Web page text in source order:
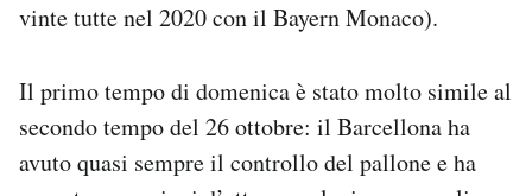
vinte tutte nel 2020 con il Bayern Monaco).
Il primo tempo di domenica è stato molto simile al
secondo tempo del 26 ottobre: il Barcellona ha
avuto quasi sempre il controllo del pallone e ha